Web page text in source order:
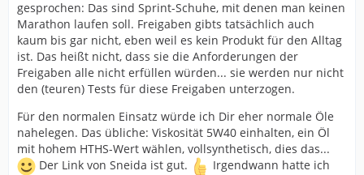
gesprochen: Das sind Sprint-Schuhe, mit denen man keinen
Marathon laufen soll. Freigaben gibts tatsächlich auch
kaum bis gar nicht, eben weil es kein Produkt für den Alltag
ist. Das heißt nicht, dass sie die Anforderungen der
Freigaben alle nicht erfüllen würden... sie werden nur nicht
den (teuren) Tests für diese Freigaben unterzogen.
Für den normalen Einsatz würde ich Dir eher normale Öle
nahelegen. Das übliche: Viskosität 5W40 einhalten, ein Öl
mit hohem HTHS-Wert wählen, vollsynthetisch, dies das...
Der Link von Sneida ist gut.
Irgendwann hatte ich